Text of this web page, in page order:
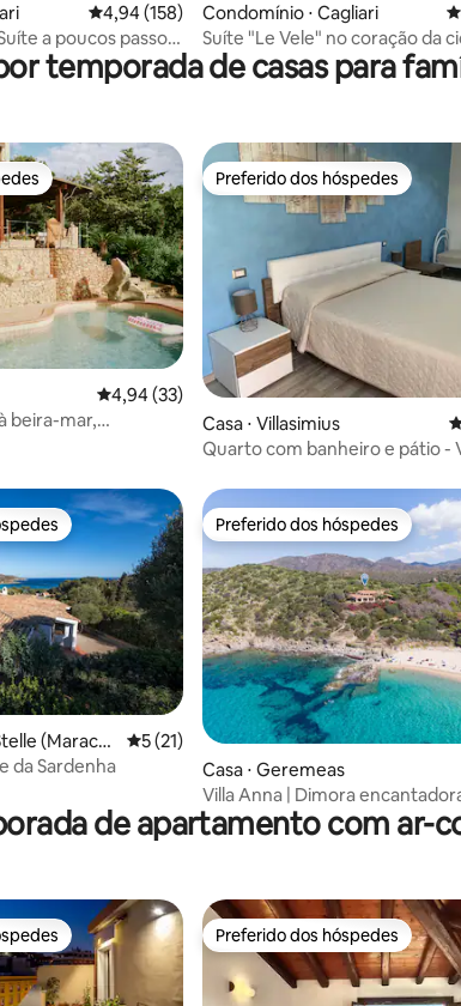
122 avaliações4,94 de uma avaliação média de 5, 158
4,94 (158)
a poucos passos
Condomínio ⋅ Cagliari
Suíte "Le Vele" no coração
temporada de casas para
13 avaliações
4,94 de uma avaliação média de 5, 33
4,94 (33)
beira-mar,
Preferido dos hóspedes
Preferido dos hóspedes
Casa ⋅ Villasimius
Quarto com banheiro e pátio -
25 avaliações
dos hóspedes
(Maracal
5 de uma avaliação média de 5, 21
5 (21)
da Sardenha
Preferido dos hóspedes
Preferido dos hóspedes
Casa ⋅ Geremeas
Villa Anna | Dimora
suspensa sobre o mar
de apartamento com ar-
dos hóspedes Preferido dos hóspedes
Preferido dos hóspedes